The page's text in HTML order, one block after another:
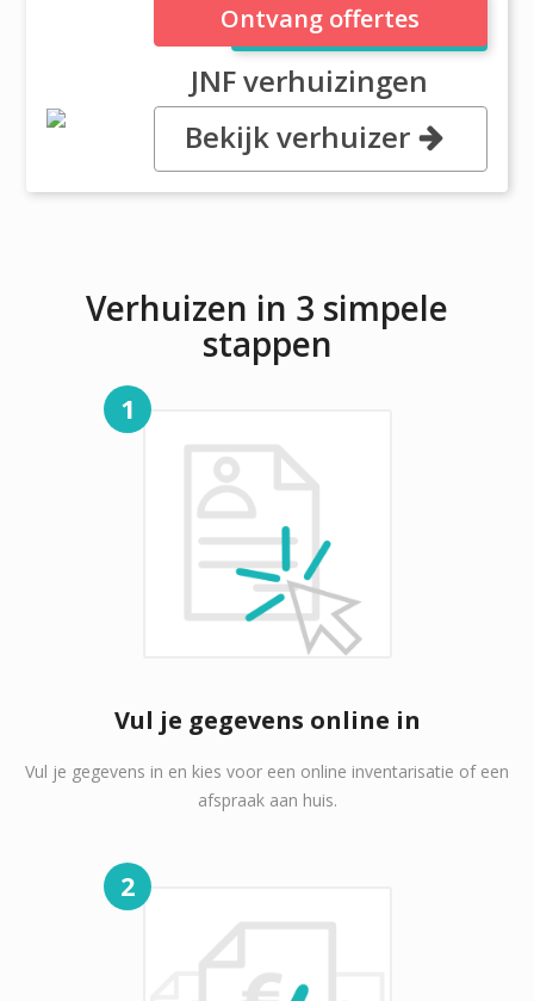
JNF verhuizingen
JNF verhuizingen
, Vijzelweg 6, 5145 NK Waalwijk
Ontvang offertes
Bekijk verhuizer
Verhuizen in 3 simpele
stappen
1
Vul je gegevens online in
Vul je gegevens in en kies voor een online inventarisatie of een
afspraak aan huis.
2